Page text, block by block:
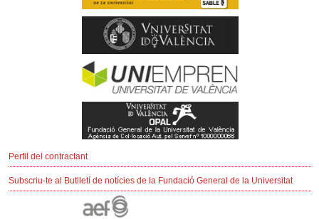
Perfil del contractant
Subscriu-te al Butlletí de notícies de la Fundació General de la Universitat